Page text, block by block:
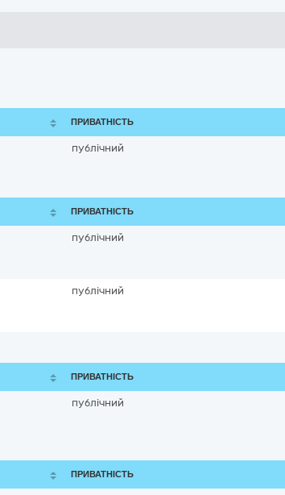
ПРИВАТНІСТЬ
публічний
ПРИВАТНІСТЬ
публічний
публічний
ПРИВАТНІСТЬ
публічний
ПРИВАТНІСТЬ